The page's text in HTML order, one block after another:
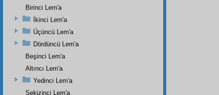
Birinci Lem'a
İkinci Lem'a
Üçüncü Lem'a
Dördüncü Lem'a
Beşinci Lem'a
Altıncı Lem'a
Yedinci Lem'a
Sekizinci Lem'a